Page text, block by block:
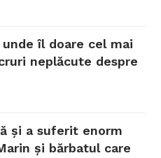
îl doare cel mai
neplăcute despre
și a suferit enorm
și bărbatul care